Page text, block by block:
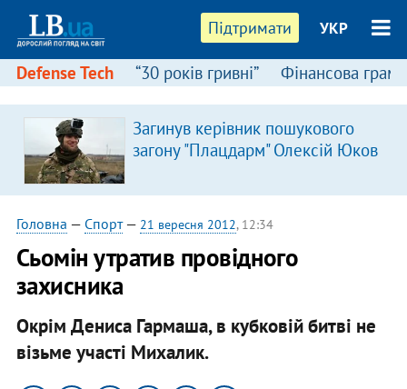
Підтримати УКР
Defense Tech “30 років гривні” Фінансова
Загинув керівник пошукового
загону "Плацдарм" Олексій Юков
Головна — Спорт— 21 вересня 2012, 12:34
Сьомін утратив провідного
захисника
Окрім Дениса Гармаша, в кубковій битві не
візьме участі Михалик.